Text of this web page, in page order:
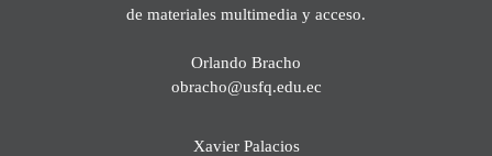
de materiales multimedia y acceso.
Orlando Bracho
obracho@usfq.edu.ec
Xavier Palacios